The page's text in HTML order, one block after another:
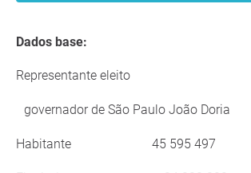
Dados base:
Representante eleito
governador de São Paulo João Doria
Habitante 45 595 497